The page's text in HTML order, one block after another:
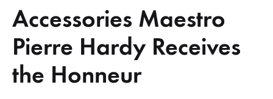
Accessories Maestro
Pierre Hardy Receives
the Honneur